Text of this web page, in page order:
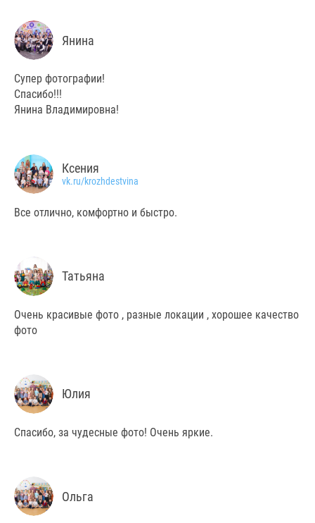
Янина
Супер фотографии!
Спасибо!!!
Янина Владимировна!
Ксения
vk.ru/krozhdestvina
Все отлично, комфортно и быстро.
Татьяна
Очень красивые фото , разные локации , хорошее качество
фото
Юлия
Спасибо, за чудесные фото! Очень яркие.
Ольга